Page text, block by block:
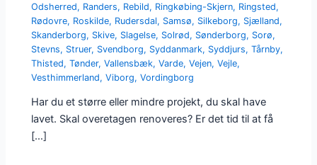
Odsherred, Randers, Rebild, Ringkøbing-Skjern, Ringsted,
Rødovre, Roskilde, Rudersdal, Samsø, Silkeborg, Sjælland,
Skanderborg, Skive, Slagelse, Solrød, Sønderborg, Sorø,
Stevns, Struer, Svendborg, Syddanmark, Syddjurs,Tårnby,
Thisted,Tønder,Vallensbæk,Varde,Vejen,Vejle,
Vesthimmerland,Viborg,Vordingborg
Har du et større eller mindre projekt, du skal have
lavet. Skal overetagen renoveres? Er det tid til at få
[…]